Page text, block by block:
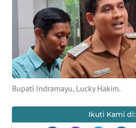
Bupati Indramayu, Lucky Hakim.
Ikuti Kami di:
IKLAN
TENTANG
KAMI
PEDOMAN